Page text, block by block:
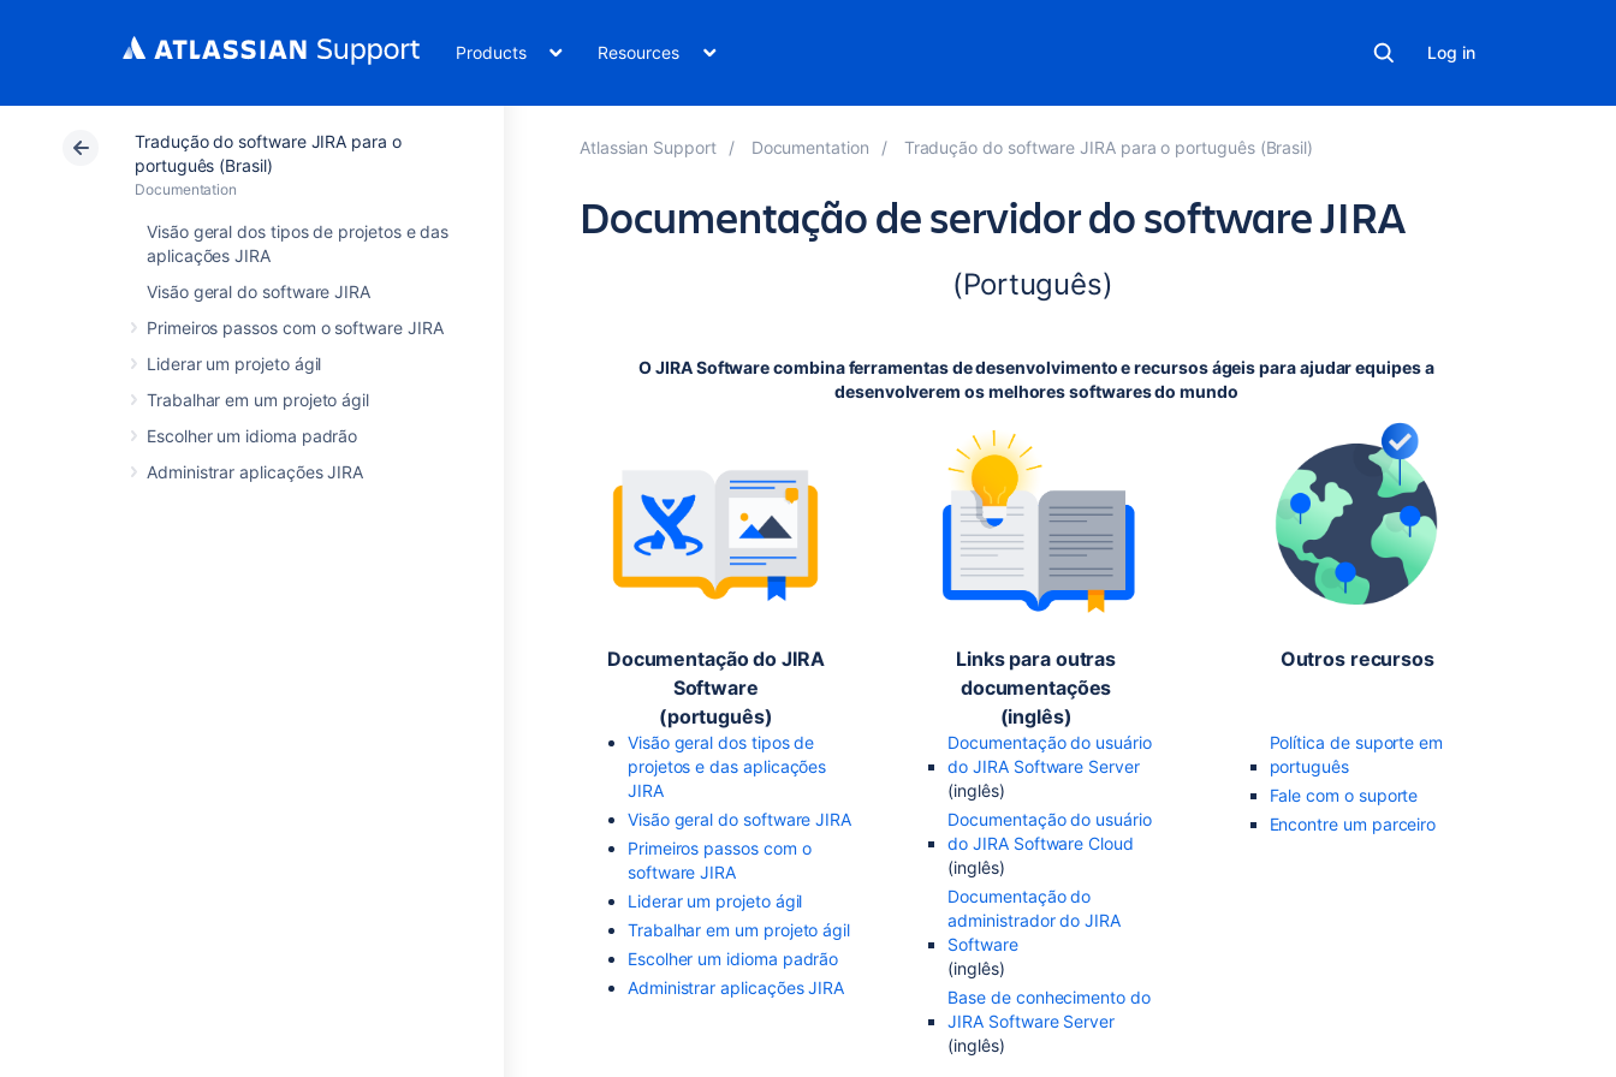
Products Resources Log in
Tradução do software JIRA para o
português (Brasil)
Documentation
Visão geral dos tipos de projetos e das
aplicações JIRA
Visão geral do software JIRA
Primeiros passos com o software JIRA
Liderar um projeto ágil
Trabalhar em um projeto ágil
Escolher um idioma padrão
Administrar aplicações JIRA
Atlassian Support Documentation Tradução do software JIRA para o português (Brasil)
Documentação de servidor do software JIRA
(Português)
O JIRA Software combina ferramentas de desenvolvimento e recursos ágeis para ajudar equipes a
desenvolverem os melhores softwares do mundo
Documentação do JIRA
Software
(português)
Links para outras
documentações
(inglês)
Outros recursos
Visão geral dos tipos de
projetos e das aplicações
JIRA
Visão geral do software JIRA
Primeiros passos com o
software JIRA
Liderar um projeto ágil
Trabalhar em um projeto ágil
Escolher um idioma padrão
Administrar aplicações JIRA
Documentação do usuário
do JIRA Software Server
(inglês)
Documentação do usuário
do JIRA Software Cloud
(inglês)
Documentação do
administrador do JIRA
Software
(inglês)
Base de conhecimento do
JIRA Software Server
(inglês)
Política de suporte em
português
Fale com o suporte
Encontre um parceiro